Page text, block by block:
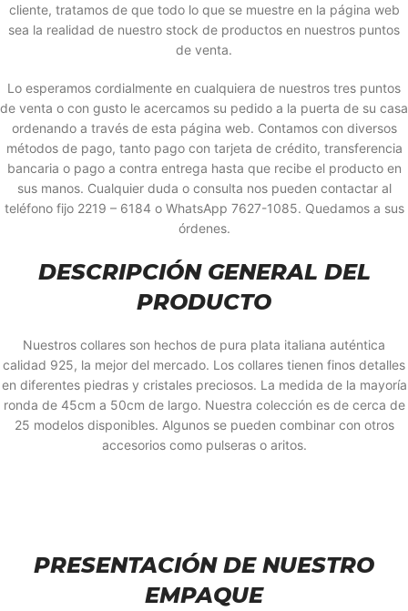
cliente, tratamos de que todo lo que se muestre en la página web
sea la realidad de nuestro stock de productos en nuestros puntos
de venta.
Lo esperamos cordialmente en cualquiera de nuestros tres puntos
de venta o con gusto le acercamos su pedido a la puerta de su casa
ordenando a través de esta página web. Contamos con diversos
métodos de pago, tanto pago con tarjeta de crédito, transferencia
bancaria o pago a contra entrega hasta que recibe el producto en
sus manos. Cualquier duda o consulta nos pueden contactar al
teléfono fijo 2219 – 6184 o WhatsApp 7627-1085. Quedamos a sus
órdenes.
DESCRIPCIÓN GENERAL DEL
PRODUCTO
Nuestros collares son hechos de pura plata italiana auténtica
calidad 925, la mejor del mercado. Los collares tienen finos detalles
en diferentes piedras y cristales preciosos. La medida de la mayoría
ronda de 45cm a 50cm de largo. Nuestra colección es de cerca de
25 modelos disponibles. Algunos se pueden combinar con otros
accesorios como pulseras o aritos.
PRESENTACIÓN DE NUESTRO
EMPAQUE